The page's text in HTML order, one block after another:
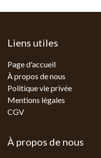
Liens utiles
Page d'accueil
À propos de nous
Politique vie privée
Mentions légales
CGV
À propos de nous